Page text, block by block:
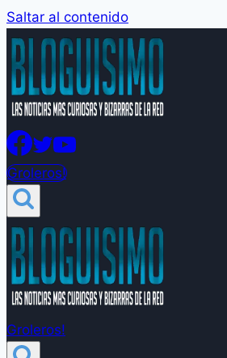
Saltar al contenido
Groleros!
Groleros!